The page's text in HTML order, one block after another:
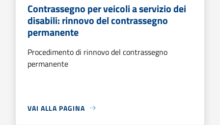
Contrassegno per veicoli a servizio dei
disabili: rinnovo del contrassegno
permanente
Procedimento di rinnovo del contrassegno
permanente
VAI ALLA PAGINA